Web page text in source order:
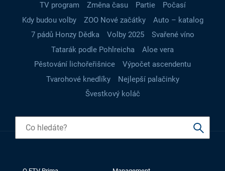
TV program
Změna času Partie
Počasí
Kdy budou volby
ZOO Nové začátky
Auto – katalog
7 pádů Honzy Dědka
Volby 2025
Svařené víno
Tatarák podle Pohlreicha
Aloe vera
Pěstování lichořeřišnice
Výpočet ascendentu
Tvarohové knedlíky
Nejlepší palačinky
Švestkový koláč